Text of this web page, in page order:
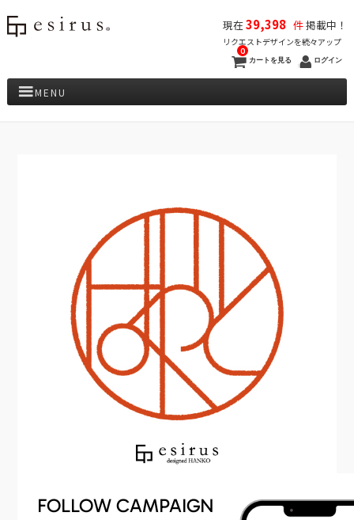
現在39,398 件掲載中！
リクエストデザインを続々アップ
カートを見る
0
ログイン
MENU
FOLLOW CAMPAIGN